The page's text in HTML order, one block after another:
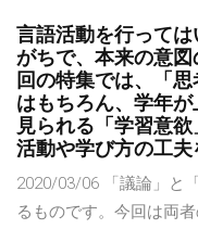
言語活動を行って
がちで、本来の意
回の特集では、「
はもちろん、学年
見られる「学習意
活動や学び方の工夫
2020/03/06 「議論」と
るものです。今回は両